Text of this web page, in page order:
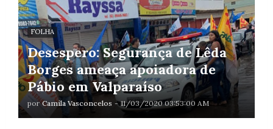
FOLHA
Desespero: Segurança de Lêda
Borges ameaça apoiadora de
Pábio em Valparaíso
por Camila Vasconcelos - 11/03/2020 03:53:00 AM